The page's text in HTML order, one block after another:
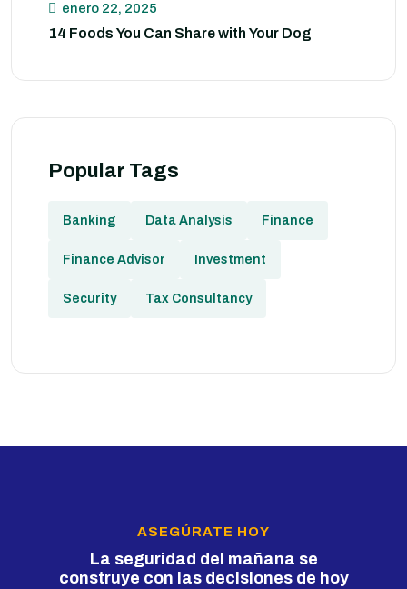
enero 22, 2025
14 Foods You Can Share with Your Dog
Popular Tags
Banking Data Analysis Finance
Finance Advisor Investment
Security Tax Consultancy
ASEGÚRATE HOY
La seguridad del mañana se
construye con las decisiones de hoy